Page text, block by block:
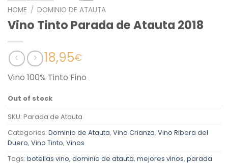
HOME / DOMINIO DE ATAUTA
Vino Tinto Parada de Atauta 2018
18,95€
Vino 100% Tinto Fino
Out of stock
SKU: Parada de Atauta
Categories: Dominio de Atauta, Vino Crianza, Vino Ribera del
Duero, Vino Tinto, Vinos
Tags: botellas vino, dominio de atauta, mejores vinos, parada